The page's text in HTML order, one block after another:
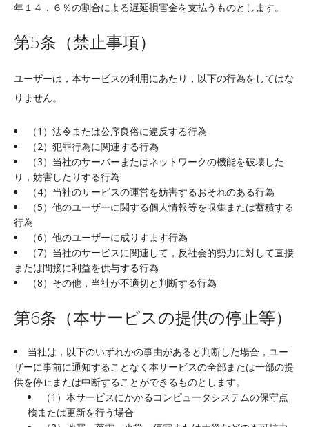
年１４．６％の割合による遅延損害金を支払うものとします。
第5条（禁止事項）
ユーザーは，本サービスの利用にあたり，以下の行為をしてはな
りません。
（1）法令または公序良俗に違反する行為
（2）犯罪行為に関連する行為
（3）当社のサーバーまたはネットワークの機能を破壊した
り，妨害したりする行為
（4）当社のサービスの運営を妨害するおそれのある行為
（5）他のユーザーに関する個人情報等を収集または蓄積する
行為
（6）他のユーザーに成りすます行為
（7）当社のサービスに関連して，反社会的勢力に対して直接
または間接に利益を供与する行為
（8）その他，当社が不適切と判断する行為
第6条（本サービスの提供の停止等）
当社は，以下のいずれかの事由があると判断した場合，ユー
ザーに事前に通知することなく本サービスの全部または一部の提
供を停止または中断することができるものとします。
（1）本サービスにかかるコンピュータシステムの保守点
検または更新を行う場合